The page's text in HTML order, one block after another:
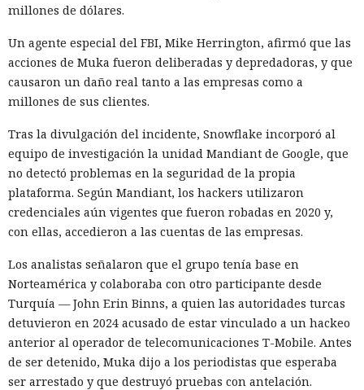
millones de dólares.
Un agente especial del FBI, Mike Herrington, afirmó que las
acciones de Muka fueron deliberadas y depredadoras, y que
causaron un daño real tanto a las empresas como a
millones de sus clientes.
Tras la divulgación del incidente, Snowflake incorporó al
equipo de investigación la unidad Mandiant de Google, que
no detectó problemas en la seguridad de la propia
plataforma. Según Mandiant, los hackers utilizaron
credenciales aún vigentes que fueron robadas en 2020 y,
con ellas, accedieron a las cuentas de las empresas.
Los analistas señalaron que el grupo tenía base en
Norteamérica y colaboraba con otro participante desde
Turquía — John Erin Binns, a quien las autoridades turcas
detuvieron en 2024 acusado de estar vinculado a un hackeo
anterior al operador de telecomunicaciones T-Mobile. Antes
de ser detenido, Muka dijo a los periodistas que esperaba
ser arrestado y que destruyó pruebas con antelación.